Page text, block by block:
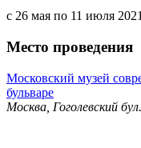
с 26 мая по 11 июля
Место проведения
Московский музей
бульваре
Москва, Гоголевский